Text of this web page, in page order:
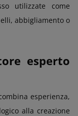
utilizzate come
abbigliamento o
esperto
esperienza,
alla creazione